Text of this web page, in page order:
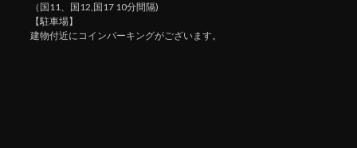
（国11、国12,国17 10分間隔)
【駐車場】
建物付近にコインパーキングがございます。